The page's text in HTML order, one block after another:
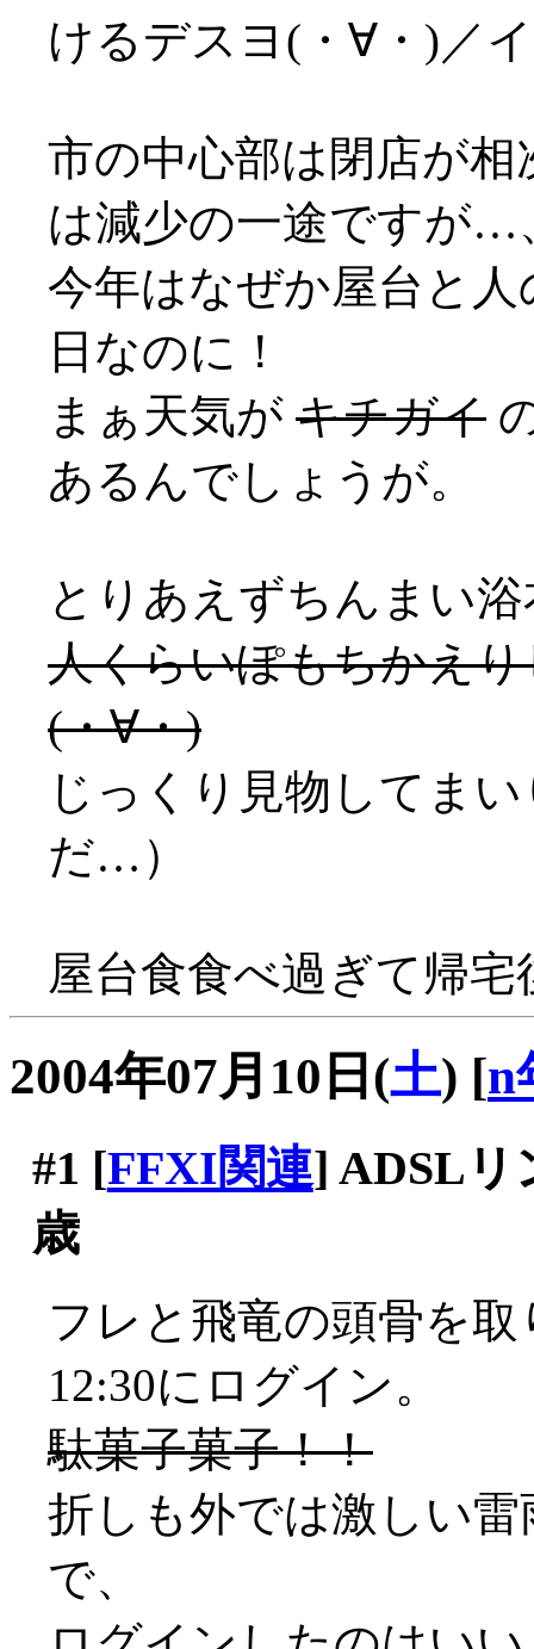
けるデスヨ(・∀・)／
市の中心部は閉店が
は減少の一途ですが…
今年はなぜか屋台と
日なのに！
まぁ天気が キチガイ
あるんでしょうが。
とりあえずちんまい
人くらいぽもちかえ
(・∀・)
じっくり見物してま
だ…）
屋台食食べ過ぎて帰宅
2004年07月10日(土) [n
#1 [FFXI関連] ADSLリ
歳
フレと飛竜の頭骨を
12:30にログイン。
駄菓子菓子！！
折しも外では激しい雷
で、